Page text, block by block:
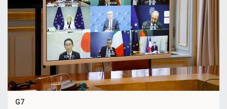
G7